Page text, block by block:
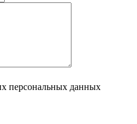
персональных данных